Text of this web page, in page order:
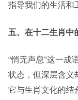
指导我们的生活和
五、在十二生肖中
“悄无声息”这一成
状态，但深层含义
它与生肖文化的结